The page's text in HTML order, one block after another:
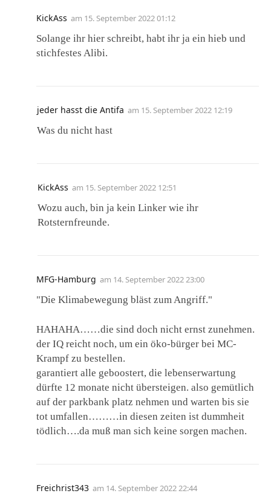
KickAss am 15. September 2022 01:12
Solange ihr hier schreibt, habt ihr ja ein hieb und
stichfestes Alibi.
jeder hasst die Antifa am 15. September 2022 12:19
Was du nicht hast
KickAss am 15. September 2022 12:51
Wozu auch, bin ja kein Linker wie ihr
Rotsternfreunde.
MFG-Hamburg am 14. September 2022 23:00
"Die Klimabewegung bläst zum Angriff."
HAHAHA……die sind doch nicht ernst zunehmen.
der IQ reicht noch, um ein öko-bürger bei MC-
Krampf zu bestellen.
garantiert alle geboostert, die lebenserwartung
dürfte 12 monate nicht übersteigen. also gemütlich
auf der parkbank platz nehmen und warten bis sie
tot umfallen………in diesen zeiten ist dummheit
tödlich….da muß man sich keine sorgen machen.
Freichrist343 am 14. September 2022 22:44